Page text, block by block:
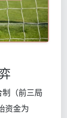
（前三局
资金为